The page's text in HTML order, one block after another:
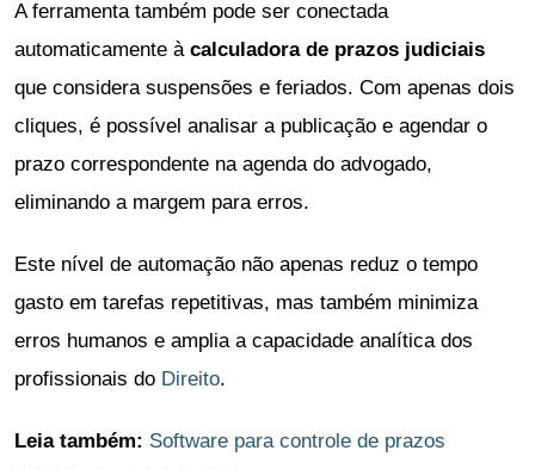
A ferramenta também pode ser conectada
automaticamente à calculadora de prazos judiciais
que considera suspensões e feriados. Com apenas dois
cliques, é possível analisar a publicação e agendar o
prazo correspondente na agenda do advogado,
eliminando a margem para erros.
Este nível de automação não apenas reduz o tempo
gasto em tarefas repetitivas, mas também minimiza
erros humanos e amplia a capacidade analítica dos
profissionais do Direito.
Leia também: Software para controle de prazos